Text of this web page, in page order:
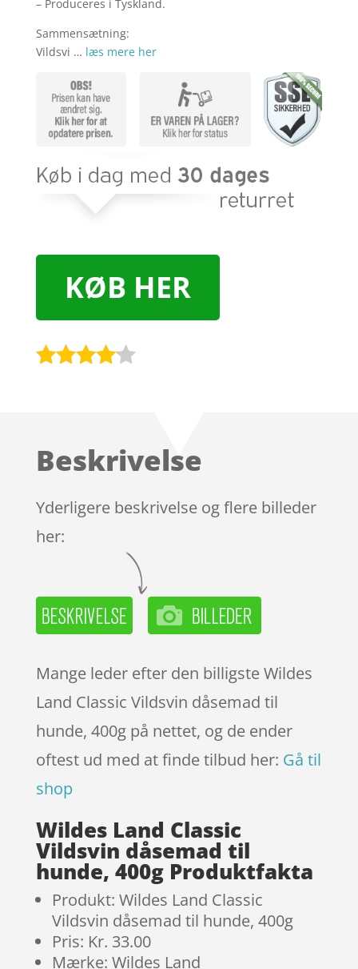
– Produceres i Tyskland.
Sammensætning:
Vildsvi … læs mere her
KØB HER
på
ømmels
er
Beskrivelse
Yderligere beskrivelse og flere billeder
her:
Mange leder efter den billigste Wildes
Land Classic Vildsvin dåsemad til
hunde, 400g på nettet, og de ender
oftest ud med at finde tilbud her: Gå til
shop
Wildes Land Classic
Vildsvin dåsemad til
hunde, 400g Produktfakta
Produkt: Wildes Land Classic
Vildsvin dåsemad til hunde, 400g
Pris: Kr. 33.00
Mærke: Wildes Land